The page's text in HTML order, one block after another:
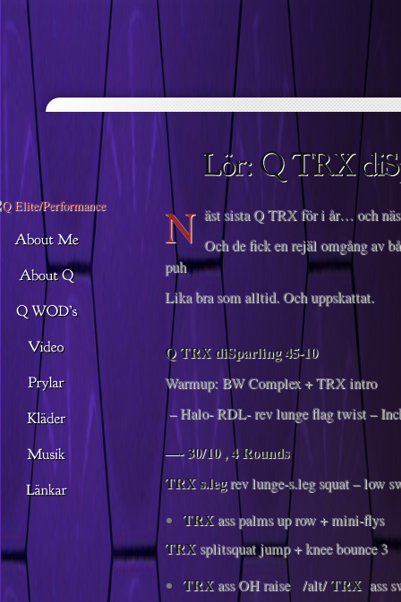
Descargar musica
N äst sista Q TRX för i år… och
Och de fick en rejäl omgång av
puh
Lika bra som alltid. Och uppskattat.
Q TRX diSparling 45-10
Warmup: BW Complex + TRX intro
– Halo- RDL- rev lunge flag twist –
—- 30/10 , 4 Rounds
TRXs.legrev lunge-s.leg squat – low
TRXasspalms up row + mini-flys
TRX splitsquat jump + knee bounce 3
TRXass OH raise /alt/TRXass